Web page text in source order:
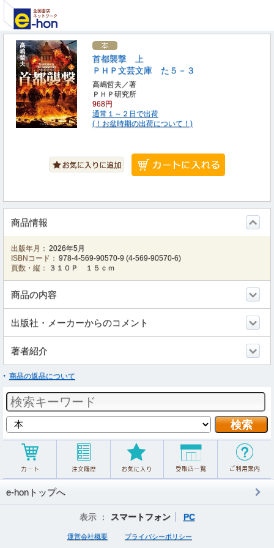
首都襲撃 上
ＰＨＰ文芸文庫 た５－３
高嶋哲夫／著
ＰＨＰ研究所
968円
通常１～２日で出荷
(！お盆時期の出荷について！)
商品情報
出版年月： 2026年5月
ISBNコード： 978-4-569-90570-9 (4-569-90570-6)
頁数・縦：
３１０Ｐ １５ｃｍ
商品の内容
出版社・メーカーからのコメント
著者紹介
商品の返品について
e-honトップへ
表示 ： スマートフォン PC
運営会社概要 プライバシーポリシー